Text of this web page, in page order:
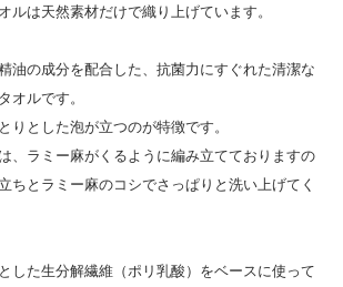
ルは天然素材だけで織り上げています。
油の成分を配合した、抗菌力にすぐれた清潔な
オルです。
りとした泡が立つのが特徴です。
、ラミー麻がくるように編み立てておりますの
ちとラミー麻のコシでさっぱりと洗い上げてく
した生分解繊維（ポリ乳酸）をベースに使って